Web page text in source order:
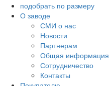
подобрать по размеру
О заводе
СМИ о нас
Новости
Партнерам
Общая информация
Сотрудничество
Контакты